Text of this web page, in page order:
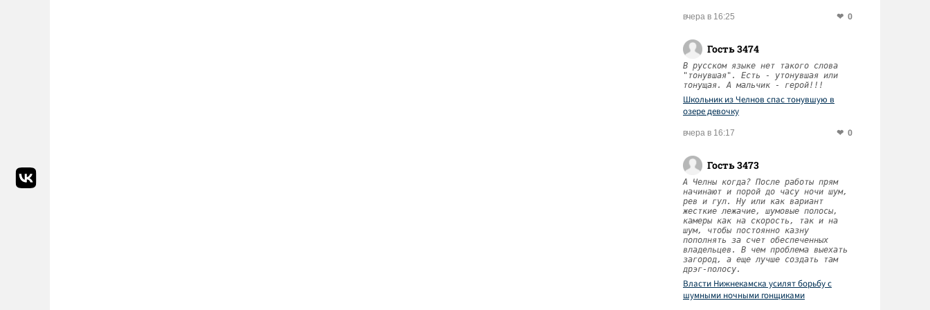
вчера в 16:25 0
Гость 3474
В русском языке нет такого слова
"тонувшая". Есть - утонувшая или
тонущая. А мальчик - герой!!!
Школьник из Челнов спас тонувшую в
озере девочку
вчера в 16:17 0
Гость 3473
А Челны когда? После работы прям
начинают и порой до часу ночи шум,
рев и гул. Ну или как вариант
жесткие лежачие, шумовые полосы,
камеры как на скорость, так и на
шум, чтобы постоянно казну
пополнять за счет обеспеченных
владельцев. В чем проблема выехать
загород, а еще лучше создать там
дрэг-полосу.
Власти Нижнекамска усилят борьбу с
шумными ночными гонщиками